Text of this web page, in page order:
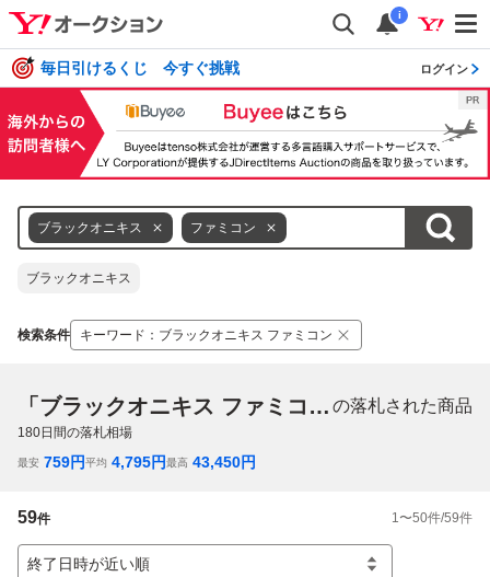
i
毎日引けるくじ 今すぐ挑戦 ログイン
ブラックオニキス ファミコン
ブラックオニキス
検索条件 キーワード ： ブラックオニキス ファミコン
「ブラックオニキス ファミコン」 の落札された商品
180日間の落札相場
最安 759円平均 4,795円最高 43,450円
59件 1 〜50件/59件
終了日時が近い順